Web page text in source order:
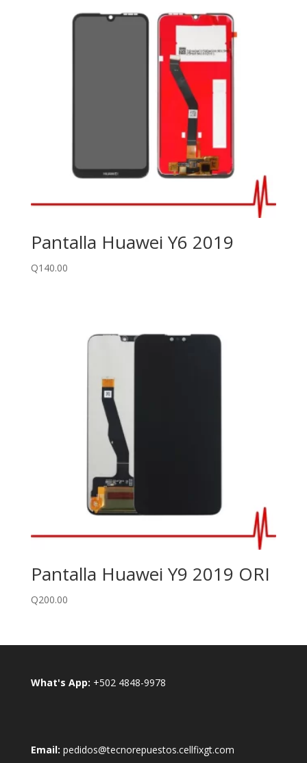
Pantalla Huawei Y6 2019
Q140.00
Pantalla Huawei Y9 2019 ORI
Q200.00
What's App: +502 4848-9978
Email: pedidos@tecnorepuestos.cellfixgt.com